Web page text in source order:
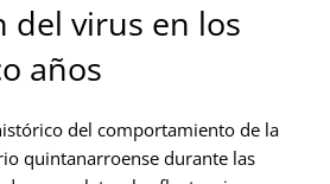
del virus en los
años
del comportamiento de la
quintanarroense durante las